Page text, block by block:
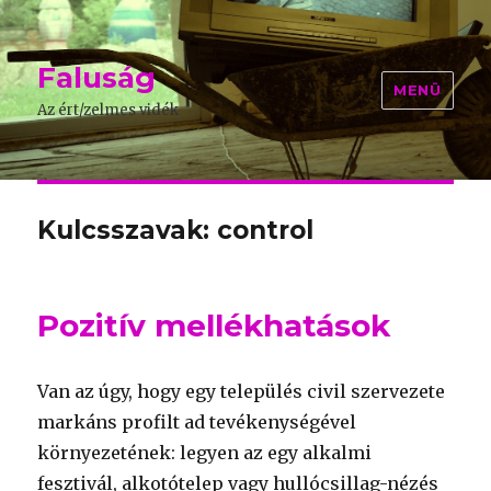
Faluság
Az ért/zelmes vidék
MENÜ
Kulcsszavak: control
Pozitív mellékhatások
Van az úgy, hogy egy település civil szervezete
markáns profilt ad tevékenységével
környezetének: legyen az egy alkalmi
fesztivál, alkotótelep vagy hullócsillag-nézés